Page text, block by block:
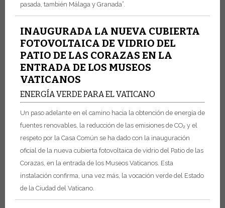
pasada, también Málaga y Granada”.
INAUGURADA LA NUEVA CUBIERTA
FOTOVOLTAICA DE VIDRIO DEL
PATIO DE LAS CORAZAS EN LA
ENTRADA DE LOS MUSEOS
VATICANOS
ENERGÍA VERDE PARA EL VATICANO
Un paso adelante en el camino hacia la obtención de energía de
fuentes renovables, la reducción de las emisiones de CO₂ y el
respeto por la Casa Común se ha dado con la inauguración
oficial de la nueva cubierta fotovoltaica de vidrio del Patio de las
Corazas, en la entrada de los Museos Vaticanos. Esta
instalación confirma, una vez más, la vocación verde del Estado
de la Ciudad del Vaticano.